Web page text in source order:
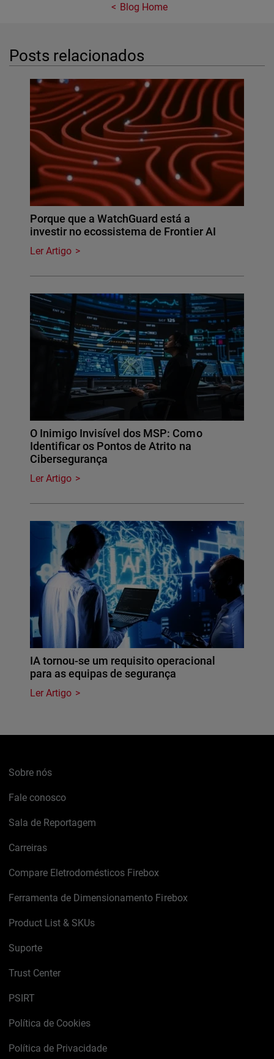
Blog Home
Posts relacionados
Porque que a WatchGuard está a
investir no ecossistema de Frontier AI
Ler Artigo
O Inimigo Invisível dos MSP: Como
Identificar os Pontos de Atrito na
Cibersegurança
Ler Artigo
IA tornou-se um requisito operacional
para as equipas de segurança
Ler Artigo
Sobre nós
Fale conosco
Sala de Reportagem
Carreiras
Compare Eletrodomésticos Firebox
Ferramenta de Dimensionamento Firebox
Product List & SKUs
Suporte
Trust Center
PSIRT
Política de Cookies
Política de Privacidade